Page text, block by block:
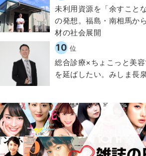
未利用資源を「余すこと
の発想。福島・南相馬か
材の社会展開​
10 位
総合診療×ちょこっと美
を延ばしたい。みしま長